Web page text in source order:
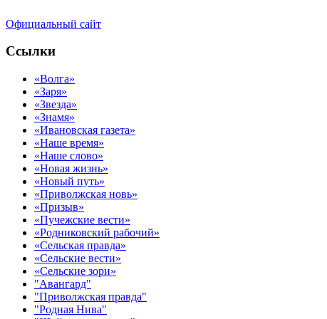
Официальный сайт
Ссылки
«Волга»
«Заря»
«Звезда»
«Знамя»
«Ивановская газета»
«Наше время»
«Наше слово»
«Новая жизнь»
«Новый путь»
«Приволжская новь»
«Призыв»
«Пучежские вести»
«Родниковский рабочий»
«Сельская правда»
«Сельские вести»
«Сельские зори»
"Авангард"
"Приволжская правда"
"Родная Нива"